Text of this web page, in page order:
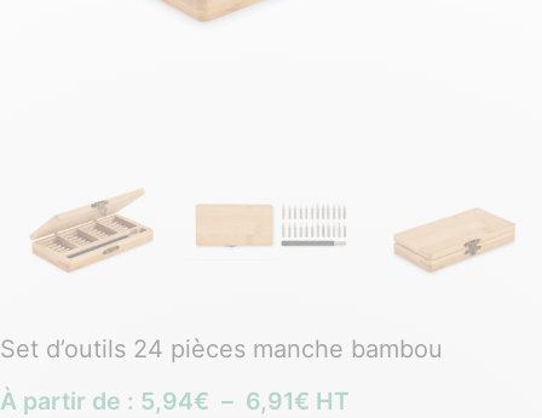
Set d’outils 24 pièces manche bambou
À partir de : 5,94€ – 6,91€ HT